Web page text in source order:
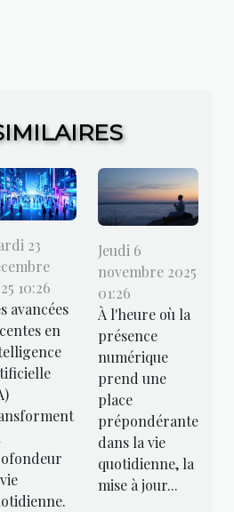
23
10:26
avancées
en
Jeudi 6
novembre 2025
01:26
À l'heure où la
présence
numérique
prend une
place
prépondérante
dans la vie
quotidienne, la
mise à jour...